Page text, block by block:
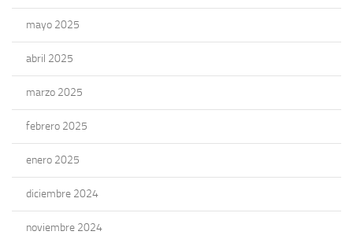
mayo 2025
abril 2025
marzo 2025
febrero 2025
enero 2025
diciembre 2024
noviembre 2024